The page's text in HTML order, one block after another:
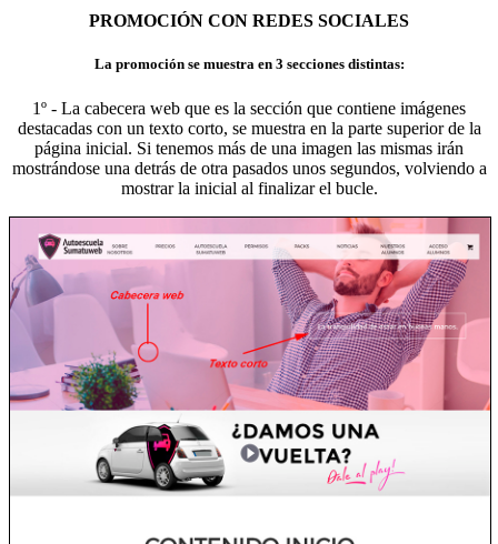
PROMOCIÓN CON REDES SOCIALES
La promoción se muestra en 3 secciones distintas:
1º - La cabecera web que es la sección que contiene imágenes
destacadas con un texto corto, se muestra en la parte superior de la
página inicial. Si tenemos más de una imagen las mismas irán
mostrándose una detrás de otra pasados unos segundos, volviendo a
mostrar la inicial al finalizar el bucle.